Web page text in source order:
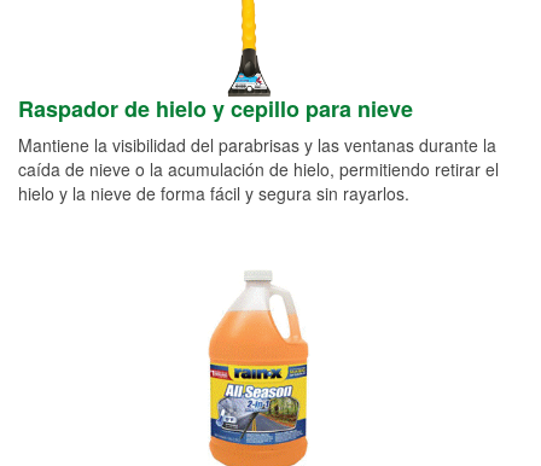
Raspador de hielo y cepillo para nieve
Mantiene la visibilidad del parabrisas y las ventanas durante la
caída de nieve o la acumulación de hielo, permitiendo retirar el
hielo y la nieve de forma fácil y segura sin rayarlos.